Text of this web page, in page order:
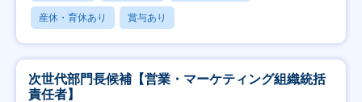
産休・育休あり 賞与あり
次世代部門長候補【営業・マーケティング組織統括
責任者】